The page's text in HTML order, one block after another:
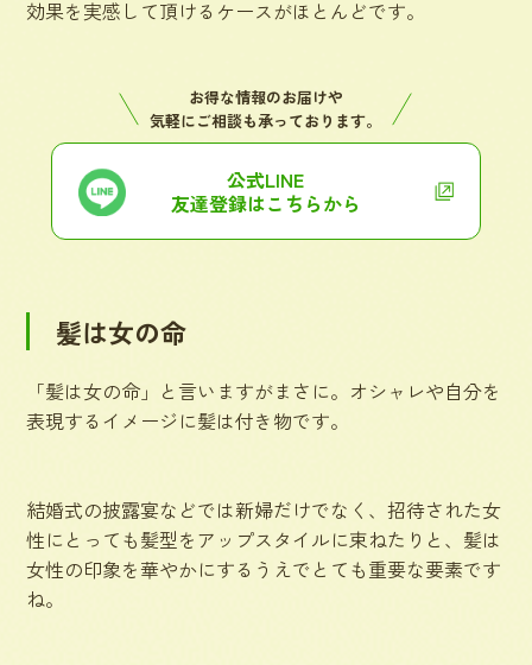
効果を実感して頂けるケースがほとんどです。
お得な情報のお届けや
気軽にご相談も承っております。
公式LINE
友達登録はこちらから
髪は女の命
「髪は女の命」と言いますがまさに。オシャレや自分を
表現するイメージに髪は付き物です。
結婚式の披露宴などでは新婦だけでなく、招待された女
性にとっても髪型をアップスタイルに束ねたりと、髪は
女性の印象を華やかにするうえでとても重要な要素です
ね。